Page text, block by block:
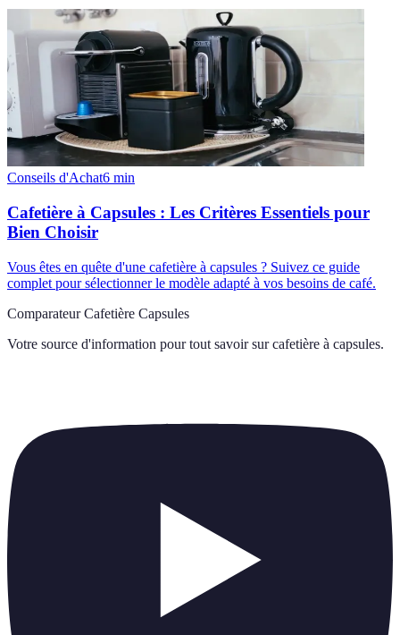
Conseils d'Achat6 min
Cafetière à Capsules : Les Critères Essentiels pour
Bien Choisir
Vous êtes en quête d'une cafetière à capsules ? Suivez ce guide
complet pour sélectionner le modèle adapté à vos besoins de café.
Comparateur Cafetière Capsules
Votre source d'information pour tout savoir sur cafetière à capsules.